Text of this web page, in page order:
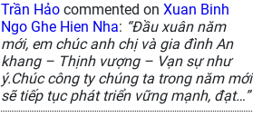
Trần Hảo commented on Xuan Binh
Ngo Ghe Hien Nha: “Đầu xuân năm
mới, em chúc anh chị và gia đình An
khang – Thịnh vượng – Vạn sự như
ý.Chúc công ty chúng ta trong năm mới
sẽ tiếp tục phát triển vững mạnh, đạt…”